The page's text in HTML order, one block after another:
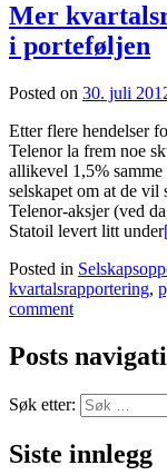
Mer
i porteføljen
Posted on 30. juli
Etter flere hendelser
Telenor la frem noe
allikevel 1,5%
selskapet om at de
Telenor-aksjer (ved
Statoil levert litt under
Posted in
kvartalsrapportering,
comment
Posts
Søk etter:
Siste innlegg